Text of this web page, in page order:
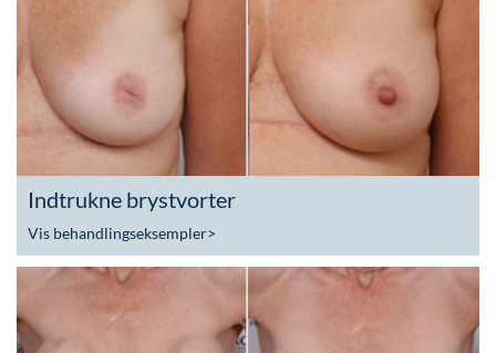
Indtrukne brystvorter
Vis behandlingseksempler>